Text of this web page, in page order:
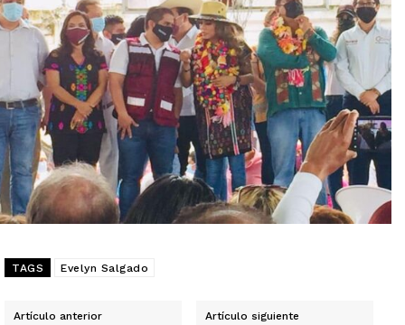
TAGS Evelyn Salgado
Artículo anterior Artículo siguiente